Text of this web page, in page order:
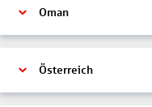
Oman
Österreich